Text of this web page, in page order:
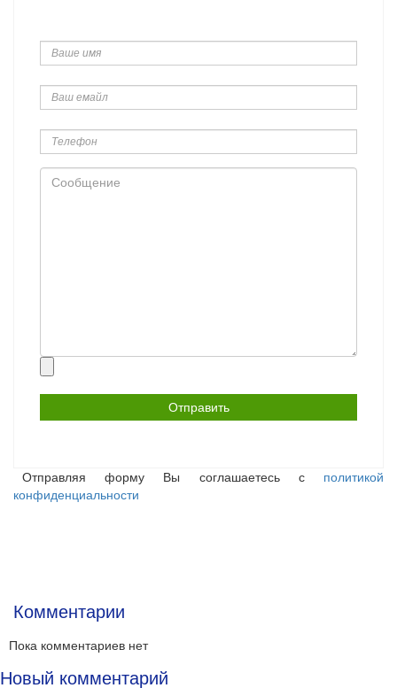
имя
емайл
Сообщение
Отправляя форму Вы соглашаетесь с политикой
конфиденциальности
Комментарии
Пока комментариев нет
Новый комментарий